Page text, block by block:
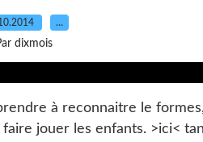
…
dixmois
à reconnaitre le
jouer les enfants. >ici<